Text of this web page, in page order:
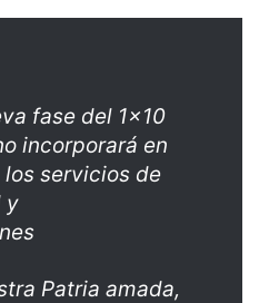
fase del 1×10
incorporará en
servicios de
y
Patria amada,